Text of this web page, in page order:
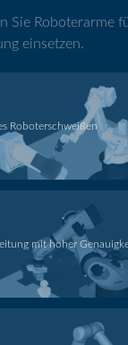
Sie Roboterarme
einsetzen.
Roboterschweißen
mit hoher